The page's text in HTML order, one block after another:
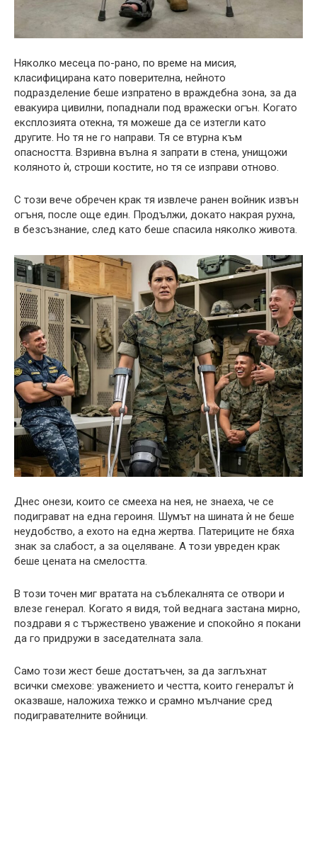
Няколко месеца по-рано, по време на мисия,
класифицирана като поверителна, нейното
подразделение беше изпратено в враждебна зона, за да
евакуира цивилни, попаднали под вражески огън. Когато
експлозията отекна, тя можеше да се изтегли като
другите. Но тя не го направи. Тя се втурна към
опасността. Взривна вълна я запрати в стена, унищожи
коляното ѝ, строши костите, но тя се изправи отново.
С този вече обречен крак тя извлече ранен войник извън
огъня, после още един. Продължи, докато накрая рухна,
в безсъзнание, след като беше спасила няколко живота.
Днес онези, които се смееха на нея, не знаеха, че се
подиграват на една героиня. Шумът на шината ѝ не беше
неудобство, а ехото на една жертва. Патериците не бяха
знак за слабост, а за оцеляване. А този увреден крак
беше цената на смелостта.
В този точен миг вратата на съблекалнята се отвори и
влезе генерал. Когато я видя, той веднага застана мирно,
поздрави я с тържествено уважение и спокойно я покани
да го придружи в заседателната зала.
Само този жест беше достатъчен, за да заглъхнат
всички смехове: уважението и честта, които генералът ѝ
оказваше, наложиха тежко и срамно мълчание сред
подигравателните войници.